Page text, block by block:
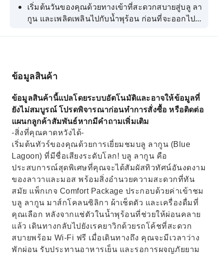
เริ่มต้นวันของคุณด้วยทางเข้าที่สะดวกสบายสู่บลู ลา
กูน และเพลิดเพลินไปกับน้ำพุร้อน ก่อนที่จะออกไป
ข้อมูลสินค้า
ข้อมูลสินค้านี้แปลโดยระบบอัตโนมัติและอาจให้ข้อมูลที่
ยังไม่สมบูรณ์ โปรดพิจารณาก่อนทำการสั่งซื้อ หรือติดต่อ
แผนกลูกค้าสัมพันธ์หากมีคำถามเพิ่มเติม
-สิ่งที่คุณคาดหวังได้-
เริ่มต้นทัวร์ของคุณด้วยการเยี่ยมชมบลู ลากูน (Blue
Lagoon) ที่มีชื่อเสียงระดับโลก! บลู ลากูน คือ
ประสบการณ์สุดพิเศษที่คุณจะได้สัมผัสทิวทัศน์อันงดงาม
ของลาวาและมอส พร้อมสิ่งอำนวยความสะดวกที่ทัน
สมัย ​​แพ็กเกจ Comfort Package ประกอบด้วยค่าเข้าชม
บลู ลากูน มาส์กโคลนซิลิกา ผ้าเช็ดตัว และเครื่องดื่มที่
คุณเลือก หลังจากแช่ตัวในน้ำพุร้อนที่ช่วยให้ผ่อนคลาย
แล้ว เดินทางกลับไปยังเรคยาวิกด้วยรถโค้ชที่สะดวก
สบายพร้อม Wi-Fi ฟรี เมื่อเดินทางถึง คุณจะมีเวลาว่าง
พักผ่อน รับประทานอาหารเย็น และรอการผจญภัยยาม